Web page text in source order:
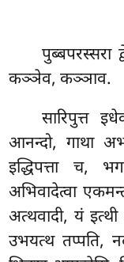
पुब्बपरस्सरा
कञ्ञेव, कञ्ञाव.
सारिपुत्त
आनन्दो, गाथा
इद्धिपत्ता च,
अभिवादेत्वा
अत्थवादी, यं
उभयत्थ तप्पति,